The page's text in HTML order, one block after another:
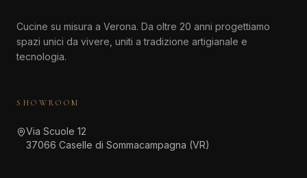
Cucine su misura a Verona. Da oltre 20 anni progettiamo
spazi unici da vivere, uniti a tradizione artigianale e
tecnologia.
SHOWROOM
Via Scuole 12
37066 Caselle di Sommacampagna (VR)